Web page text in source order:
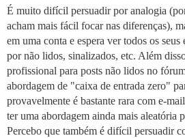
É muito difícil persuadir por analogia
acham mais fácil focar nas diferenças),
em uma conta e espera ver todos os
por não lidos, sinalizados, etc. Além
profissional para posts não lidos no
abordagem de "caixa de entrada zero"
provavelmente é bastante rara com e-
ter uma abordagem ainda mais aleatória
Percebo que também é difícil persuadir